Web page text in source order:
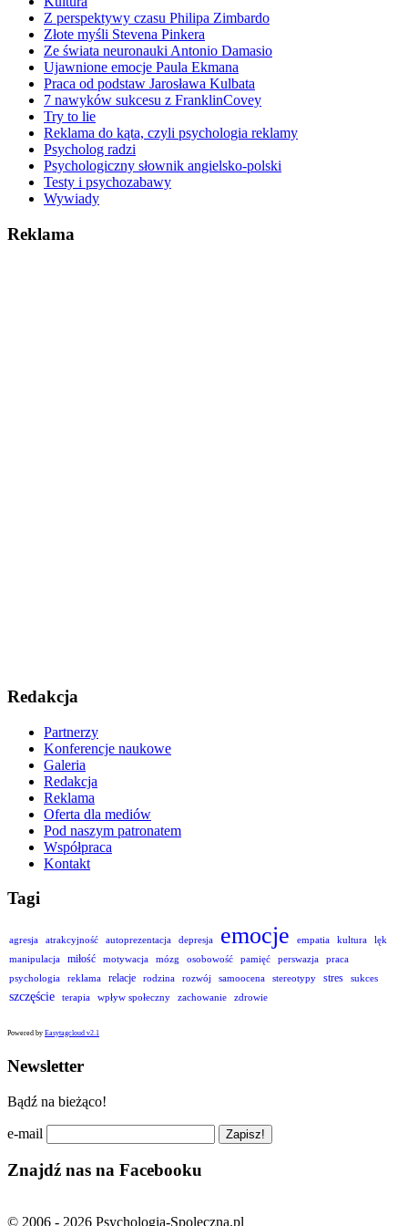
Z perspektywy czasu Philipa Zimbardo
Złote myśli Stevena Pinkera
Ze świata neuronauki Antonio Damasio
Ujawnione emocje Paula Ekmana
Praca od podstaw Jarosława Kulbata
7 nawyków sukcesu z FranklinCovey
Try to lie
Reklama do kąta, czyli psychologia reklamy
Psycholog radzi
Psychologiczny słownik angielsko-polski
Testy i psychozabawy
Wywiady
Reklama
Redakcja
Partnerzy
Konferencje naukowe
Galeria
Redakcja
Reklama
Oferta dla mediów
Pod naszym patronatem
Współpraca
Kontakt
Tagi
agresja atrakcyjność autoprezentacja depresja emocje empatia kultura
lęk
manipulacja
miłość motywacja mózg osobowość pamięć perswazja
praca
psychologia
reklama relacje rodzina rozwój samoocena stereotypy stres sukces
szczęście terapia wpływ społeczny zachowanie zdrowie
Powered by Easytagcloud v2.1
Newsletter
Bądź na bieżąco!
e-mail
Znajdź nas na Facebooku
© 2006 - 2026 Psychologia-Spoleczna.pl